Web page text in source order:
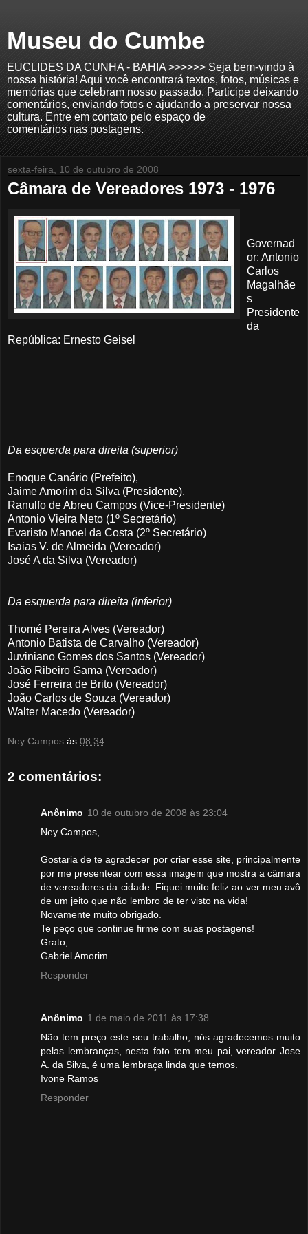
Museu do Cumbe
EUCLIDES DA CUNHA - BAHIA >>>>>> Seja bem-vindo à
nossa história! Aqui você encontrará textos, fotos, músicas e
memórias que celebram nosso passado. Participe deixando
comentários, enviando fotos e ajudando a preservar nossa
cultura. Entre em contato pelo espaço de
comentários nas postagens.
sexta-feira, 10 de outubro de 2008
Câmara de Vereadores 1973 - 1976
Governad
or: Antonio
Carlos
Magalhãe
s
Presidente
da
República: Ernesto Geisel
Da esquerda para direita (superior)
Enoque Canário (Prefeito),
Jaime Amorim da Silva (Presidente),
Ranulfo de Abreu Campos (Vice-Presidente)
Antonio Vieira Neto (1º Secretário)
Evaristo Manoel da Costa (2º Secretário)
Isaias V. de Almeida (Vereador)
José A da Silva (Vereador)
Da esquerda para direita (inferior)
Thomé Pereira Alves (Vereador)
Antonio Batista de Carvalho (Vereador)
Juviniano Gomes dos Santos (Vereador)
João Ribeiro Gama (Vereador)
José Ferreira de Brito (Vereador)
João Carlos de Souza (Vereador)
Walter Macedo (Vereador)
Ney Campos às 08:34
2 comentários:
Anônimo 10 de outubro de 2008 às 23:04
Ney Campos,
Gostaria de te agradecer por criar esse site, principalmente
por me presentear com essa imagem que mostra a câmara
de vereadores da cidade. Fiquei muito feliz ao ver meu avô
de um jeito que não lembro de ter visto na vida!
Novamente muito obrigado.
Te peço que continue firme com suas postagens!
Grato,
Gabriel Amorim
Responder
Anônimo 1 de maio de 2011 às 17:38
Não tem preço este seu trabalho, nós agradecemos muito
pelas lembranças, nesta foto tem meu pai, vereador Jose
A. da Silva, é uma lembraça linda que temos.
Ivone Ramos
Responder